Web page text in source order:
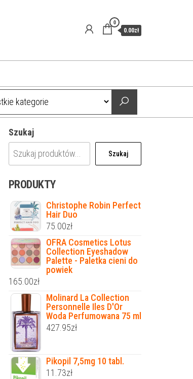
0
0.00zł
Szukaj
Szukaj
PRODUKTY
Christophe Robin Perfect
Hair Duo
75.00zł
OFRA Cosmetics Lotus
Collection Eyeshadow
Palette - Paletka cieni do
powiek
165.00zł
Molinard La Collection
Personnelle Iles D'Or
Woda Perfumowana 75 ml
427.95zł
Pikopil 7,5mg 10 tabl.
11.73zł